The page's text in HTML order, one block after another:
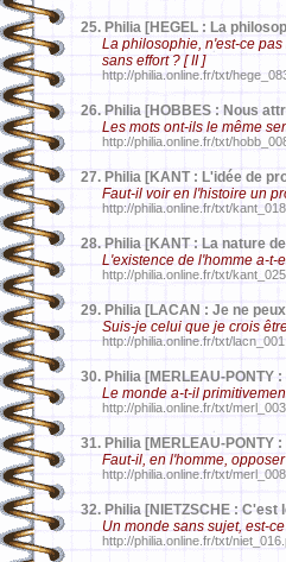
25. Philia [HEGEL : La
La philosophie, n'est-ce
sans effort ? [ II ]
http://philia.online.fr/txt/
26. Philia [HOBBES : Nous
Les mots ont-ils le même
http://philia.online.fr/txt/
27. Philia [KANT : L'idée de
Faut-il voir en l'histoire un
http://philia.online.fr/txt/
28. Philia [KANT : La nature
L'existence de l'homme a-t-
http://philia.online.fr/txt/
29. Philia [LACAN : Je ne
Suis-je celui que je crois
http://philia.online.fr/txt/
30. Philia [MERLEAU-
Le monde a-t-il
http://philia.online.fr/txt/
31. Philia [MERLEAU-
Faut-il, en l'homme,
http://philia.online.fr/txt/
32. Philia [NIETZSCHE :
Un monde sans sujet, est-
http://philia.online.fr/txt/